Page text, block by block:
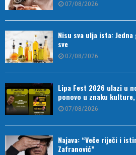
07/08/2026
Nisu sva ulja ista:
sve
07/08/2026
Lipa Fest 2026 ulazi u
ponovo u znaku
07/08/2026
Najava: “Veče riječi i
Zafranović”